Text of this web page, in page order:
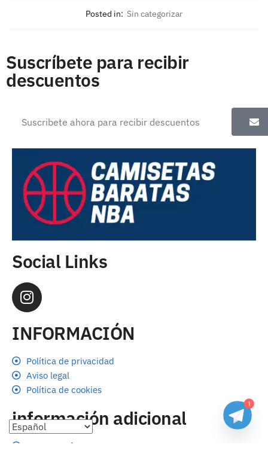
Posted in: Sin categorizar
Suscríbete para recibir
descuentos
Social Links
INFORMACIÓN
Política de privacidad
Aviso legal
Política de cookies
información adicional
Preguntas frecuentes
1